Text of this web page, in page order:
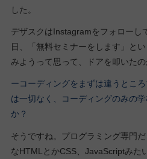
した。
デザスクはInstagramをフォローし
日、「無料セミナーをします」と
みようって思って、ドアを叩いたの
ーコーディングをまずは違うとこ
は一切なく、コーディングのみの
か？
そうですね。プログラミング専門
なHTMLとかCSS、JavaScriptみた